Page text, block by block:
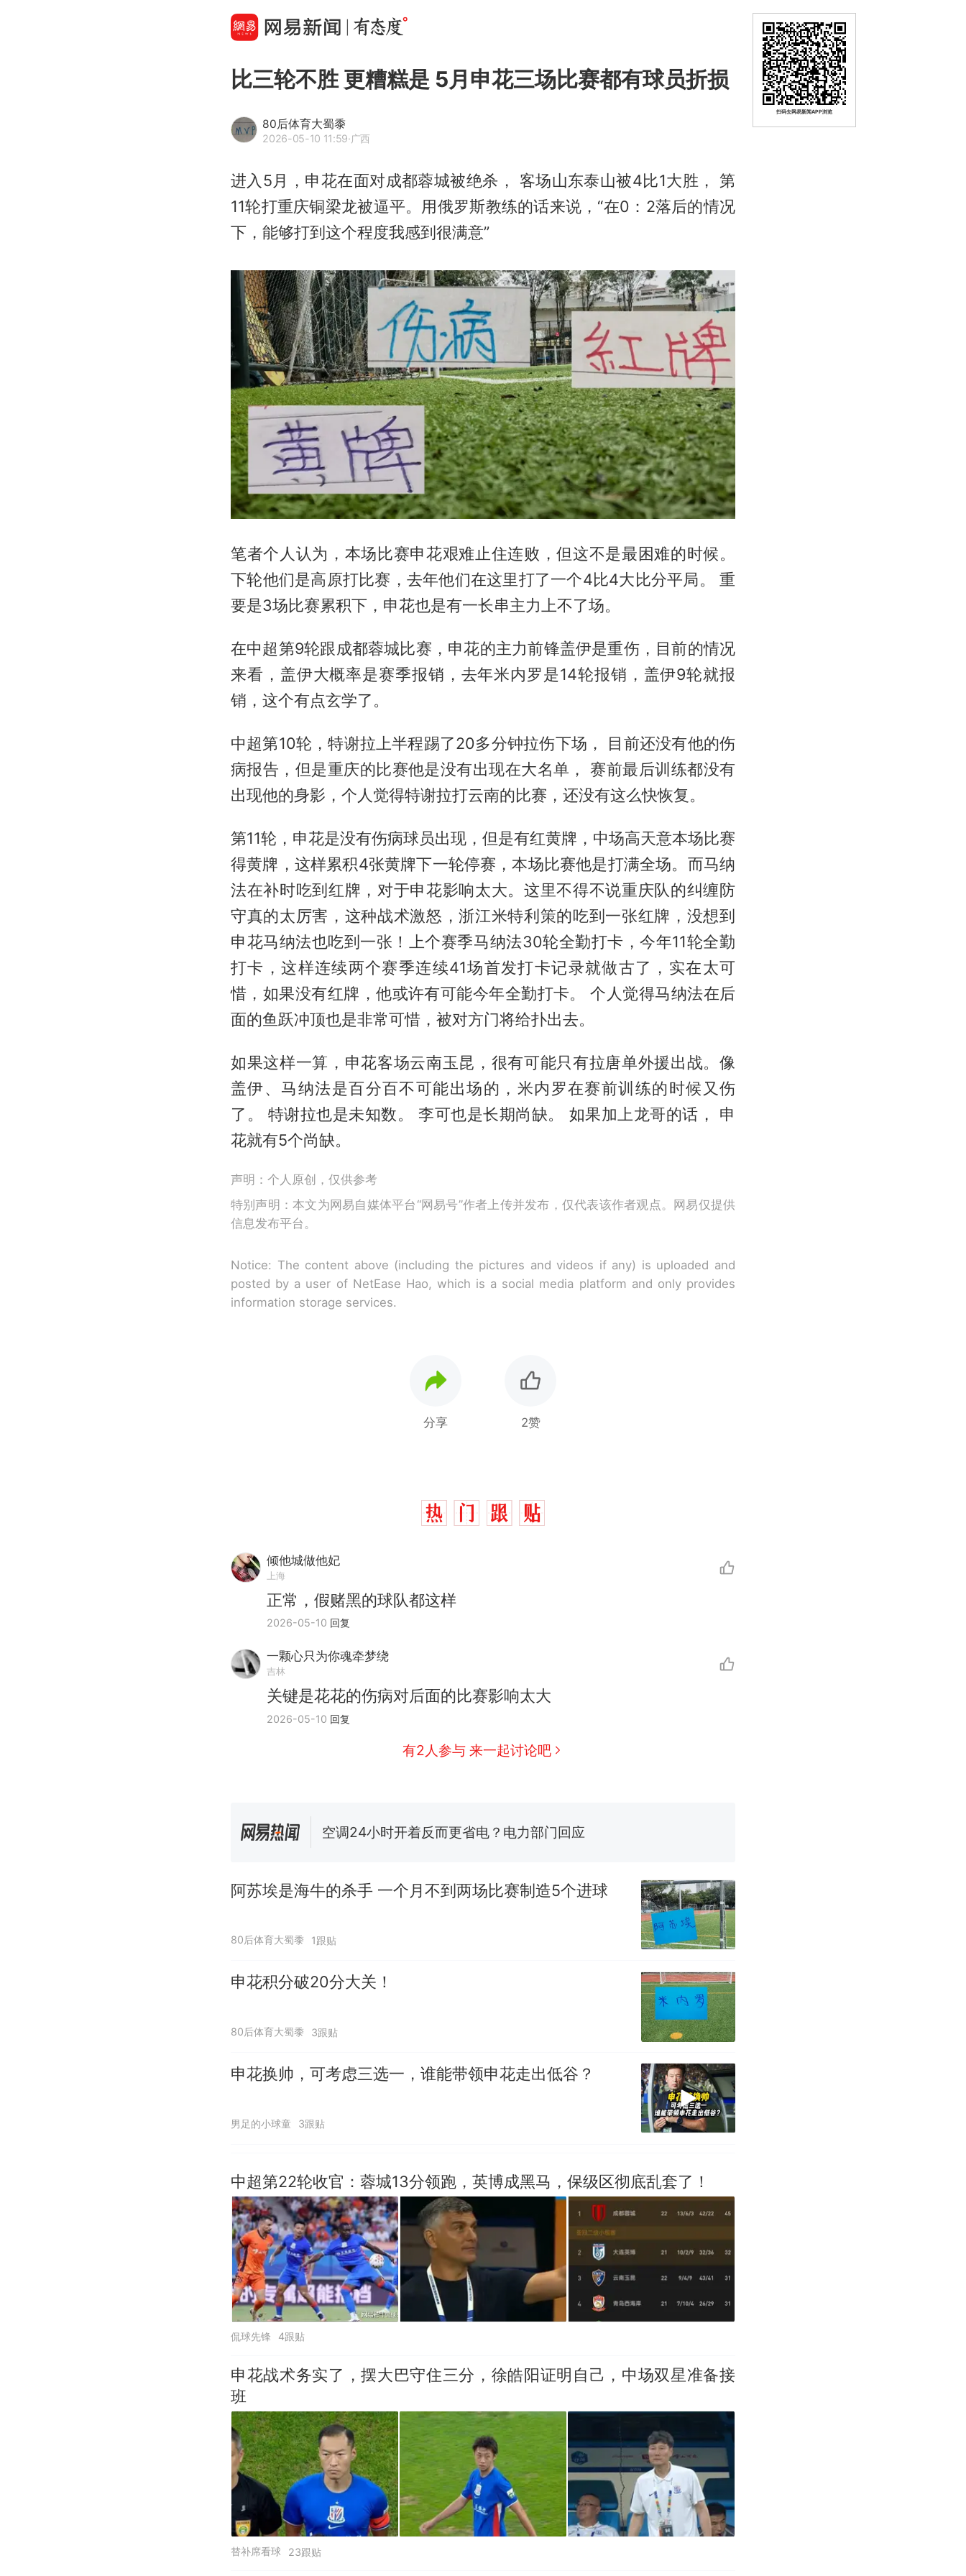
比三轮不胜 更糟糕是 5月申花三场比赛都有球员折损
80后体育大蜀黍
2026-05-10 11:59·广西
进入5月，申花在面对成都蓉城被绝杀， 客场山东泰山被4比1大胜， 第
11轮打重庆铜梁龙被逼平。用俄罗斯教练的话来说，“在0：2落后的情况
下，能够打到这个程度我感到很满意”
笔者个人认为，本场比赛申花艰难止住连败，但这不是最困难的时候。
下轮他们是高原打比赛，去年他们在这里打了一个4比4大比分平局。 重
要是3场比赛累积下，申花也是有一长串主力上不了场。
在中超第9轮跟成都蓉城比赛，申花的主力前锋盖伊是重伤，目前的情况
来看，盖伊大概率是赛季报销，去年米内罗是14轮报销，盖伊9轮就报
销，这个有点玄学了。
中超第10轮，特谢拉上半程踢了20多分钟拉伤下场， 目前还没有他的伤
病报告，但是重庆的比赛他是没有出现在大名单， 赛前最后训练都没有
出现他的身影，个人觉得特谢拉打云南的比赛，还没有这么快恢复。
第11轮，申花是没有伤病球员出现，但是有红黄牌，中场高天意本场比赛
得黄牌，这样累积4张黄牌下一轮停赛，本场比赛他是打满全场。而马纳
法在补时吃到红牌，对于申花影响太大。这里不得不说重庆队的纠缠防
守真的太厉害，这种战术激怒，浙江米特利策的吃到一张红牌，没想到
申花马纳法也吃到一张！上个赛季马纳法30轮全勤打卡，今年11轮全勤
打卡，这样连续两个赛季连续41场首发打卡记录就做古了，实在太可
惜，如果没有红牌，他或许有可能今年全勤打卡。 个人觉得马纳法在后
面的鱼跃冲顶也是非常可惜，被对方门将给扑出去。
如果这样一算，申花客场云南玉昆，很有可能只有拉唐单外援出战。像
盖伊、马纳法是百分百不可能出场的，米内罗在赛前训练的时候又伤
了。 特谢拉也是未知数。 李可也是长期尚缺。 如果加上龙哥的话， 申
花就有5个尚缺。
声明：个人原创，仅供参考
特别声明：本文为网易自媒体平台“网易号”作者上传并发布，仅代表该作者观点。网易仅提供
信息发布平台。
Notice: The content above (including the pictures and videos if any) is uploaded and
posted by a user of NetEase Hao, which is a social media platform and only provides
information storage services.
分享 2赞
倾他城做他妃
上海
正常，假赌黑的球队都这样
2026-05-10 回复
一颗心只为你魂牵梦绕
吉林
关键是花花的伤病对后面的比赛影响太大
2026-05-10 回复
有2人参与 来一起讨论吧
全球唯一没有法定首都的国家，刚改国名，总统就邀请中国大使
骑行绕了几乎整个国境线一圈，还曾两次到中国寻根
搬家报价570元，搬到楼下交5060元才肯搬上楼！女子傻眼了……
视频丨只要一枚命中就能让航母瘫痪 轰-6J实力有多强？
佛山一中学招聘物理教师，笔试前13名均遭淘汰？教育局：已叫停
招聘，成立调查组全面核查
阿苏埃是海牛的杀手 一个月不到两场比赛制造5个进球
80后体育大蜀黍 1跟贴
申花积分破20分大关！
80后体育大蜀黍 3跟贴
申花换帅，可考虑三选一，谁能带领申花走出低谷？
男足的小球童 3跟贴
中超第22轮收官：蓉城13分领跑，英博成黑马，保级区彻底乱套了！
侃球先锋 4跟贴
申花战术务实了，摆大巴守住三分，徐皓阳证明自己，中场双星准备接
班
替补席看球 23跟贴
扫码去网易新闻APP浏览